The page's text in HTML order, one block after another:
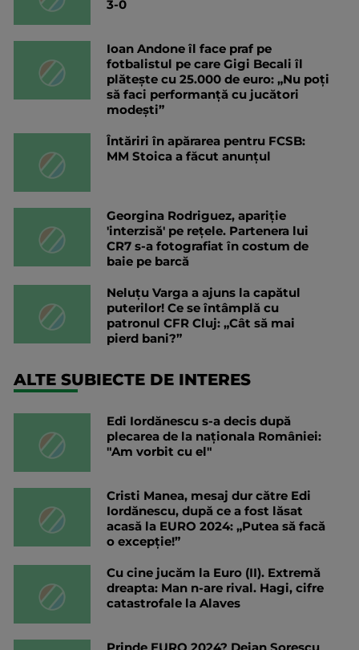
3-0
Ioan Andone îl face praf pe
fotbalistul pe care Gigi Becali îl
plătește cu 25.000 de euro: „Nu poți
să faci performanță cu jucători
modești”
Întăriri în apărarea pentru FCSB:
MM Stoica a făcut anunțul
Georgina Rodriguez, apariție
'interzisă' pe rețele. Partenera lui
CR7 s-a fotografiat în costum de
baie pe barcă
Neluțu Varga a ajuns la capătul
puterilor! Ce se întâmplă cu
patronul CFR Cluj: „Cât să mai
pierd bani?”
ALTE SUBIECTE DE INTERES
Edi Iordănescu s-a decis după
plecarea de la naționala României:
"Am vorbit cu el"
Cristi Manea, mesaj dur către Edi
Iordănescu, după ce a fost lăsat
acasă la EURO 2024: „Putea să facă
o excepție!”
Cu cine jucăm la Euro (II). Extremă
dreapta: Man n-are rival. Hagi, cifre
catastrofale la Alaves